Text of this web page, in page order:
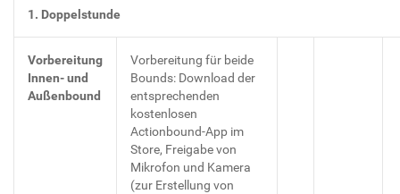
1. Doppelstunde
Vorbereitung
Innen- und
Außenbound
Vorbereitung für beide
Bounds: Download der
entsprechenden
kostenlosen
Actionbound-App im
Store, Freigabe von
Mikrofon und Kamera
(zur Erstellung von